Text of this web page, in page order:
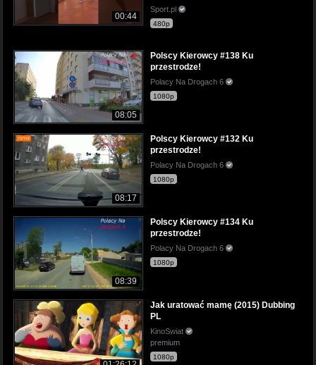
00:44
Sport.pl
480p
08:05
Polscy Kierowcy #138 Ku
przestrodze!
Polacy Na Drogach 6
1080p
08:17
Polscy Kierowcy #132 Ku
przestrodze!
Polacy Na Drogach 6
1080p
08:39
Polscy Kierowcy #134 Ku
przestrodze!
Polacy Na Drogach 6
1080p
Jak uratować mamę (2015) Dubbing
PL
KinoSwiat
premium
1080p